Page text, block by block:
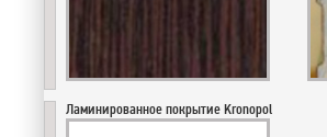
Ламинированное покрытие Kronopol